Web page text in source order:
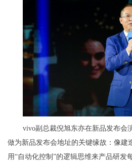
vivo副总裁倪旭东亦在新品发布会
做为新品发布会地址的关键缘故：像建
用“自动化控制”的逻辑思维来产品研发